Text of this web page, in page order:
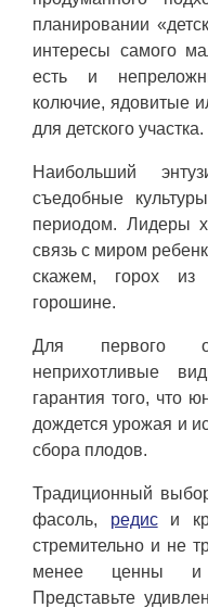
планировании
интересы самого
есть и
колючие, ядовитые
для детского участка.
Наибольший
съедобные
периодом. Лидеры
связь с миром
скажем, горох из
горошине.
Для первого
неприхотливые
гарантия того, что
дождется урожая и
сбора плодов.
Традиционный
фасоль, редиси
стремительно и не
менее ценны и
Представьте